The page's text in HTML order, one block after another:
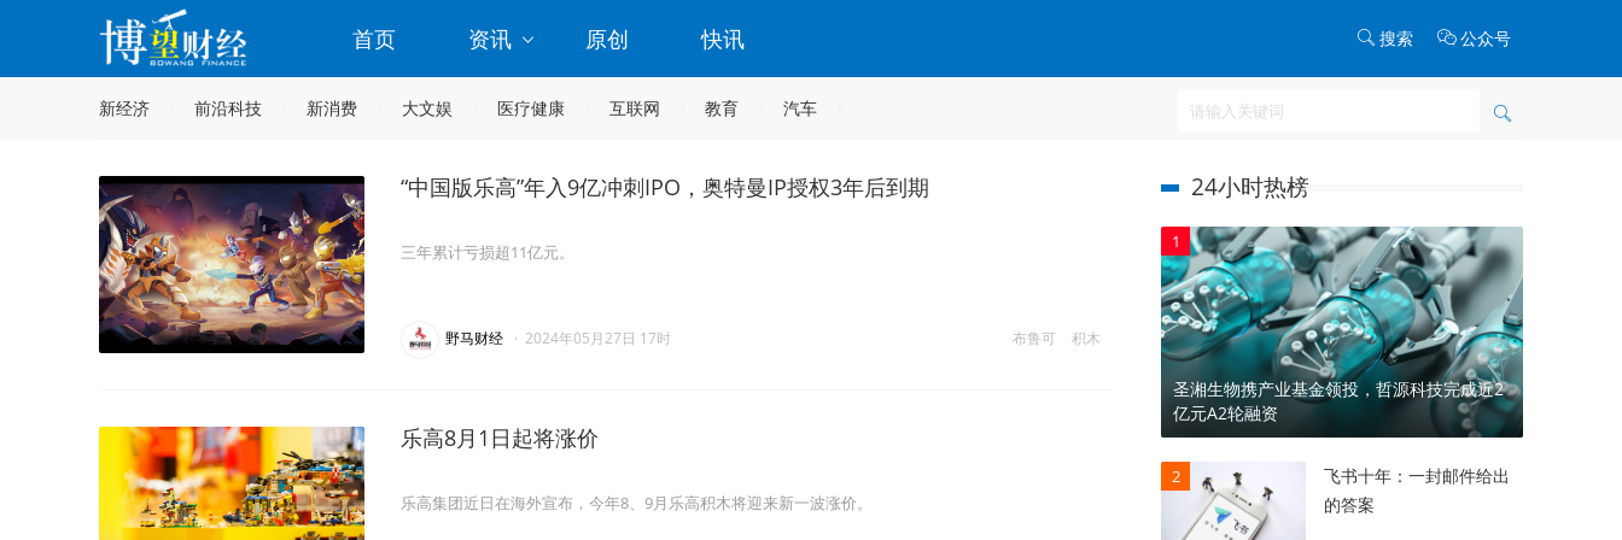
首页 资讯 原创 快讯 搜索 公众号
新经济 前沿科技 新消费 大文娱 医疗健康 互联网 教育 汽车
“中国版乐高”年入9亿冲刺IPO，奥特曼IP授权3年后到期
三年累计亏损超11亿元。
布鲁可 积木
野马财经 · 2024年05月27日 17时
乐高8月1日起将涨价
乐高集团近日在海外宣布，今年8、9月乐高积木将迎来新一波涨价。
24小时热榜
1
圣湘生物携产业基金领投，哲源科技完成近2
亿元A2轮融资
2
飞书十年：一封邮件给出
的答案